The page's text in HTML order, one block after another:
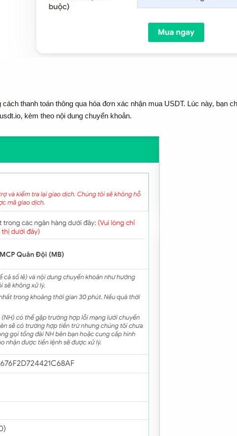
cách thanh toán thông qua hóa đơn xác nhận mua USDT. Lúc này, bạn
kèm theo nội dung chuyển khoản.